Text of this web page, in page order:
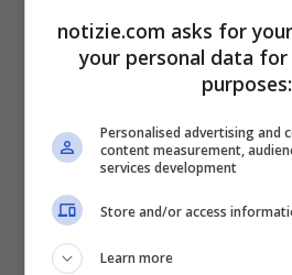
nato nel 1942, lasciano
parole.
notizie.com asks for
your personal data
purposes:
Personalised advertising and
content measurement,
services development
Store and/or access
Learn more